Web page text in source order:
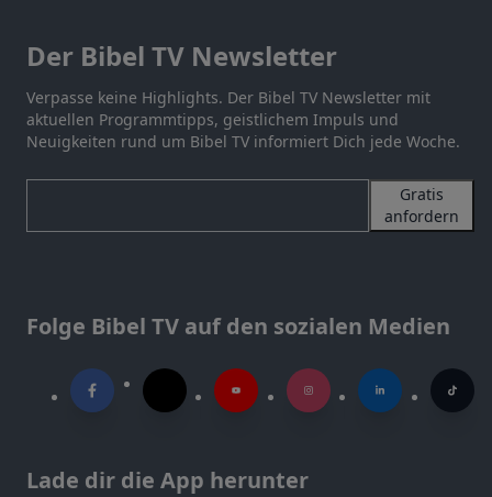
Der Bibel TV Newsletter
Verpasse keine Highlights. Der Bibel TV Newsletter mit
aktuellen Programmtipps, geistlichem Impuls und
Neuigkeiten rund um Bibel TV informiert Dich jede Woche.
Gratis
anfordern
Folge Bibel TV auf den sozialen Medien
Lade dir die App herunter